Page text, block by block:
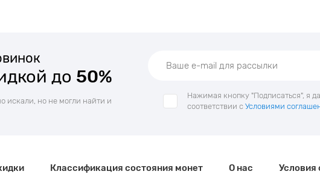
до 50%
искали, но не могли найти и
Нажимая кнопку "Подписаться", я
соответствии с Условиями
Классификация состояния монет О нас Условия